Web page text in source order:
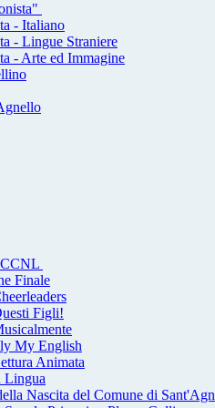
- Italiano
- Lingue Straniere
- Arte ed Immagine
Finale
Figli!
My English
Animata
Lingua
Nascita del Comune di